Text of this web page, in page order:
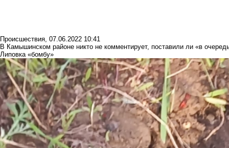
Происшествия, 07.06.2022 10:41
В Камышинском районе никто не комментирует, поставили ли «в
Липовка «бомбу»